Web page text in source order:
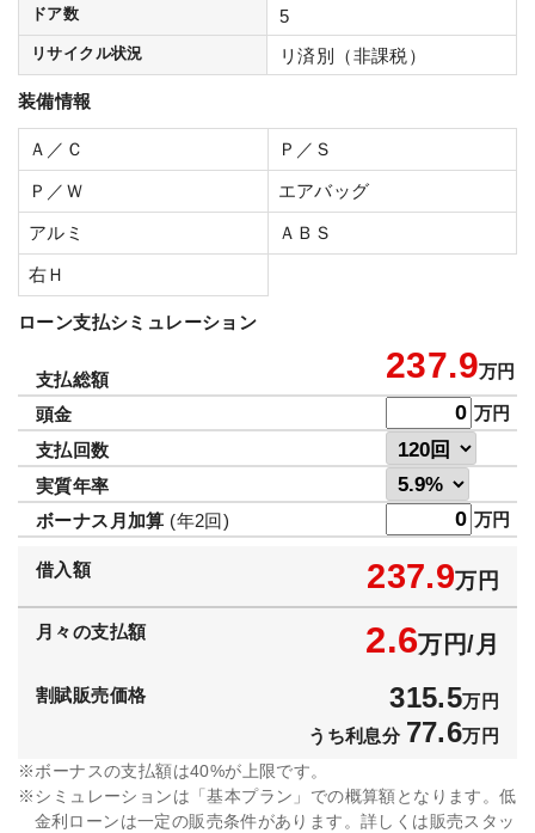
ドア数 5
リサイクル状況 リ済別（非課税）
装備情報
Ａ／Ｃ Ｐ／Ｓ
Ｐ／Ｗ エアバッグ
アルミ ＡＢＳ
右Ｈ
ローン支払シミュレーション
支払総額 237.9万円
頭金
万円
支払回数
実質年率
ボーナス月加算 (年2回) 万円
借入額 237.9万円
月々の支払額 2.6万円/月
割賦販売価格 315.5万円
うち利息分 77.6万円
ボーナスの支払額は40%が上限です。
シミュレーションは「基本プラン」での概算額となります。低
金利ローンは一定の販売条件があります。詳しくは販売スタッ